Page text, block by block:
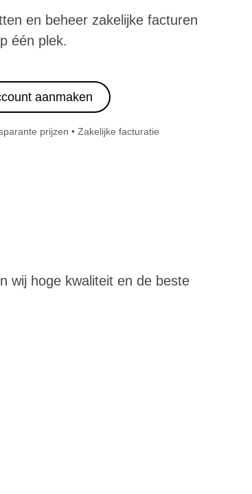
en beheer zakelijke facturen
één plek.
aanmaken
prijzen • Zakelijke facturatie
wij hoge kwaliteit en de beste